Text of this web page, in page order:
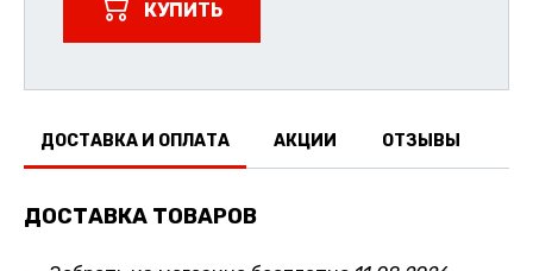
КУПИТЬ
ДОСТАВКА И ОПЛАТА АКЦИИ ОТЗЫВЫ
ДОСТАВКА ТОВАРОВ